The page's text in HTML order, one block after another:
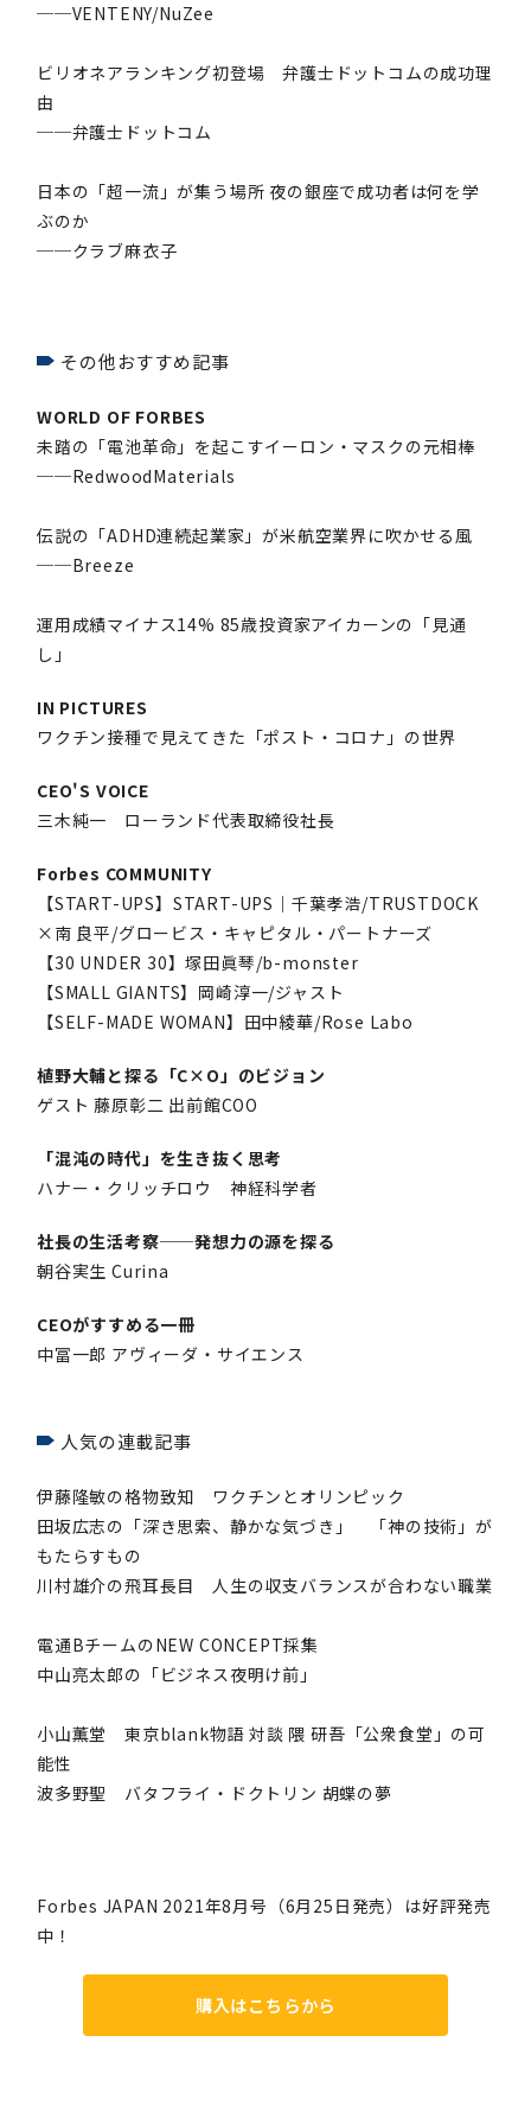
──VENTENY/NuZee
ビリオネアランキング初登場 弁護士ドットコムの成功理
由
──弁護士ドットコム
日本の「超一流」が集う場所 夜の銀座で成功者は何を学
ぶのか
──クラブ麻衣子
その他おすすめ記事
WORLD OF FORBES
未踏の「電池革命」を起こすイーロン・マスクの元相棒
──RedwoodMaterials
伝説の「ADHD連続起業家」が米航空業界に吹かせる風
──Breeze
運用成績マイナス14% 85歳投資家アイカーンの「見通
し」
IN PICTURES
ワクチン接種で見えてきた「ポスト・コロナ」の世界
CEO'S VOICE
三木純一 ローランド代表取締役社長
Forbes COMMUNITY
【START-UPS】START-UPS｜千葉孝浩/TRUSTDOCK
×南 良平/グロービス・キャピタル・パートナーズ
【30 UNDER 30】塚田眞琴/b-monster
【SMALL GIANTS】岡崎淳一/ジャスト
【SELF-MADE WOMAN】田中綾華/Rose Labo
植野大輔と探る「C×O」のビジョン
ゲスト 藤原彰二 出前館COO
「混沌の時代」を生き抜く思考
ハナー・クリッチロウ 神経科学者
社長の生活考察──発想力の源を探る
朝谷実生 Curina
CEOがすすめる一冊
中冨一郎 アヴィーダ・サイエンス
人気の連載記事
伊藤隆敏の格物致知 ワクチンとオリンピック
田坂広志の「深き思索、静かな気づき」 「神の技術」が
もたらすもの
川村雄介の飛耳長目 人生の収支バランスが合わない職業
電通BチームのNEW CONCEPT採集
中山亮太郎の「ビジネス夜明け前」
小山薫堂 東京blank物語 対談 隈 研吾「公衆食堂」の可
能性
波多野聖 バタフライ・ドクトリン 胡蝶の夢
Forbes JAPAN 2021年8月号（6月25日発売）は好評発売
中！
購入はこちらから